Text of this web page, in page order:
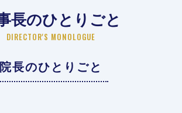
長のひとりごと
DIRECTOR'S MONOLOGUE
院長のひとりごと